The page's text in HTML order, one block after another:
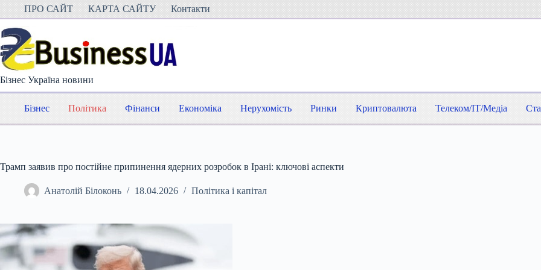
Перейти
вмісту
ПРО САЙТ КАРТА САЙТУ Контакти
Бізнес Україна новини
Бізнес Політика Фінанси Економіка Нерухомість Ринки Криптовалюта Телеком/IT/Медіа
Трамп заявив про постійне припинення ядерних розробок в Ірані: ключові аспекти
Анатолій Білоконь 18.04.2026 Політика і капітал